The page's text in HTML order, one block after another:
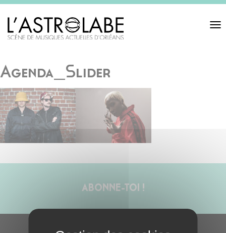
Toggle
Agenda_Slider
ABONNE-TOI !